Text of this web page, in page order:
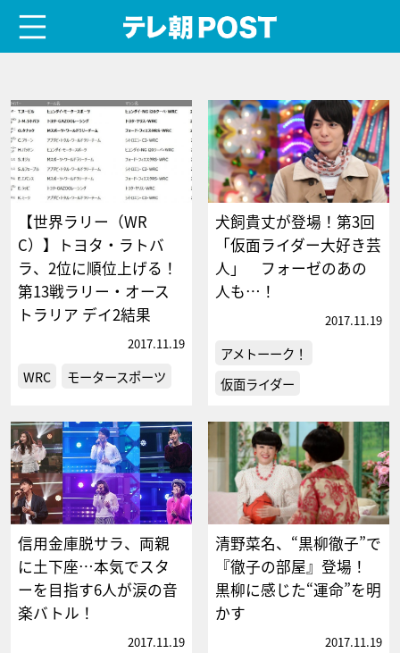
【世界ラリー（WR
C）】トヨタ・ラトバ
ラ、2位に順位上げる！
第13戦ラリー・オース
トラリア デイ2結果
2017.11.19
WRC モータースポーツ
犬飼貴丈が登場！第3回
「仮面ライダー大好き芸
人」 フォーゼのあの
人も…！
2017.11.19
アメトーーク！
仮面ライダー
信用金庫脱サラ、両親
に土下座…本気でスタ
ーを目指す6人が涙の音
楽バトル！
2017.11.19
清野菜名、“黒柳徹子”で
『徹子の部屋』登場！
黒柳に感じた“運命”を明
かす
2017.11.19